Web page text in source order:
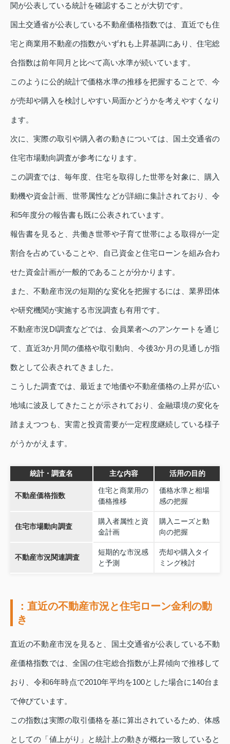
関が公表している統計を確認することが大切です。
国土交通省が公表している不動産価格指数では、直近でも住
宅と商業用不動産の指数がいずれも上昇基調にあり、住宅総
合指数は前年同月と比べて高い水準が続いています。
このように公的統計で価格水準の推移を把握することで、今
が売却や購入を検討しやすい局面かどうかを考えやすくなり
ます。
次に、実際の取引や購入者の動きについては、国土交通省の
住宅市場動向調査が参考になります。
この調査では、毎年度、住宅を取得した世帯を対象に、購入
動機や資金計画、世帯属性などが詳細に集計されており、令
和5年度分の報告書も既に公表されています。
報告書を見ると、共働き世帯や子育て世帯による取得が一定
割合を占めていることや、自己資金と住宅ローンを組み合わ
せた資金計画が一般的であることが分かります。
また、不動産市況の短期的な変化を把握するには、業界団体
や研究機関が実施する市況調査も有用です。
不動産市況DI調査などでは、会員業者へのアンケートを通じ
て、直近3か月間の価格や取引動向、今後3か月の見通しが指
数として公表されてきました。
こうした調査では、最近まで地価や不動産価格の上昇が広い
地域に波及してきたことが示されており、金融環境の変化を
踏まえつつも、実需と投資需要が一定程度継続している様子
がうかがえます。
統計・調査名 主な内容 活用の目的
不動産価格指数
住宅と商業用の
価格推移
価格水準と相場
感の把握
住宅市場動向調査
購入者属性と資
金計画
購入ニーズと動
向の把握
不動産市況関連調査
短期的な市況感
と予測
売却や購入タイ
ミング検討
：直近の不動産市況と住宅ローン金利の動
き
直近の不動産市況を見ると、国土交通省が公表している不動
産価格指数では、全国の住宅総合指数が上昇傾向で推移して
おり、令和6年時点で2010年平均を100とした場合に140台ま
で伸びています。
この指数は実際の取引価格を基に算出されているため、体感
としての「値上がり」と統計上の動きが概ね一致していると